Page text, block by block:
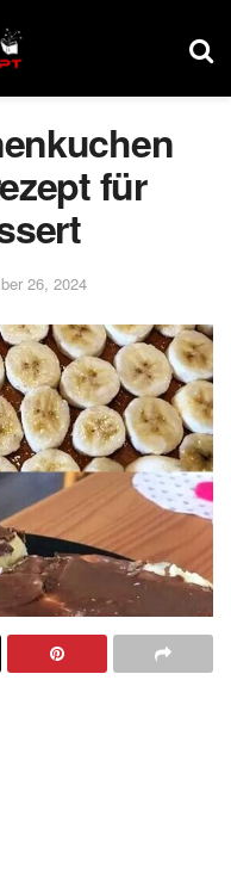
für
26, 2024